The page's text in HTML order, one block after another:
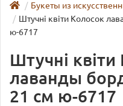
Букеты из
Штучні квіти Колосок
ю-6717
Штучні
лаванды
21 см ю-6717